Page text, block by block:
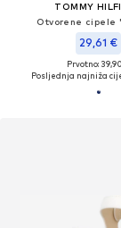
TOMMY
Otvorene cipele
29,61 €
Prvotno:
Posljednja najniža